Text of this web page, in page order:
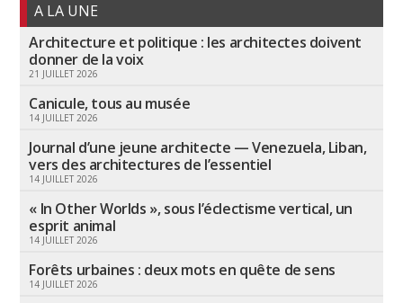
A LA UNE
Architecture et politique : les architectes doivent
donner de la voix
21 JUILLET 2026
Canicule, tous au musée
14 JUILLET 2026
Journal d’une jeune architecte — Venezuela, Liban,
vers des architectures de l’essentiel
14 JUILLET 2026
« In Other Worlds », sous l’éclectisme vertical, un
esprit animal
14 JUILLET 2026
Forêts urbaines : deux mots en quête de sens
14 JUILLET 2026